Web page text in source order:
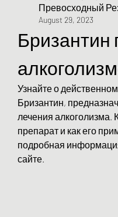
Превосходный
August 29, 2023
Бризантин
Узнайте о
Бризантин,
лечения алкоголизма.
препарат и как его
подробная
сайте.